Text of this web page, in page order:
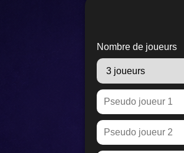
Nombre de joueurs